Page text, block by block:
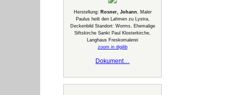
Herstellung: Rosner, Johann, Maler
Paulus heilt den Lahmen zu Lystra,
Deckenbild Standort: Worms, Ehemalige
Siftskirche Sankt Paul Klosterkirche,
Langhaus Freskomalerei
zoom in digilib
Dokument…